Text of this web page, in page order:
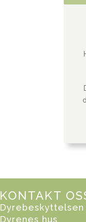
KONTAKT
Dyrebeskyttelsen
Dyrenes hus